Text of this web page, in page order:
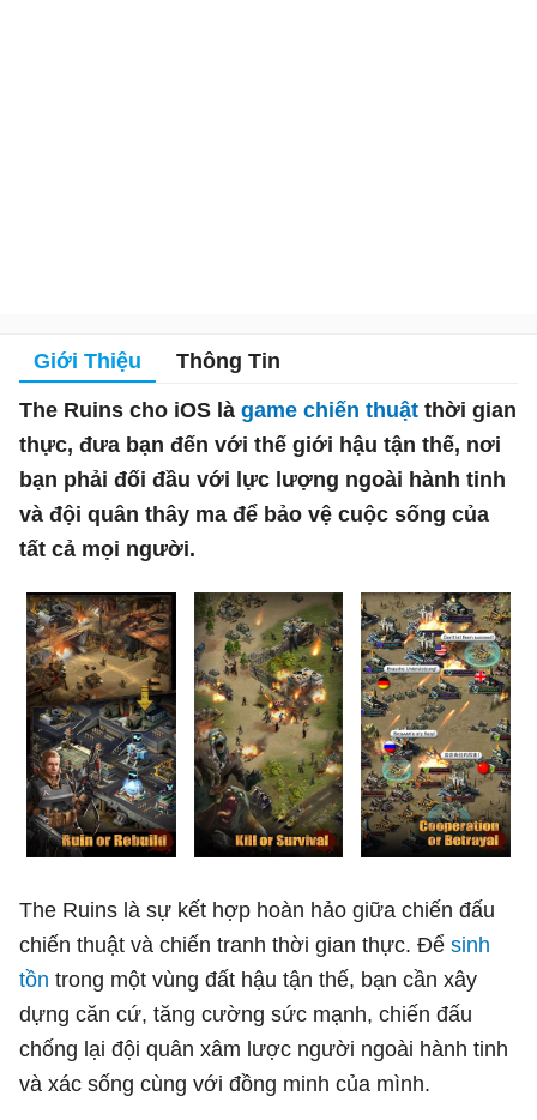
Giới Thiệu Thông Tin
The Ruins cho iOS là game chiến thuật thời gian
thực, đưa bạn đến với thế giới hậu tận thế, nơi
bạn phải đối đầu với lực lượng ngoài hành tinh
và đội quân thây ma để bảo vệ cuộc sống của
tất cả mọi người.
The Ruins là sự kết hợp hoàn hảo giữa chiến đấu
chiến thuật và chiến tranh thời gian thực. Để sinh
tồn trong một vùng đất hậu tận thế, bạn cần xây
dựng căn cứ, tăng cường sức mạnh, chiến đấu
chống lại đội quân xâm lược người ngoài hành tinh
và xác sống cùng với đồng minh của mình.